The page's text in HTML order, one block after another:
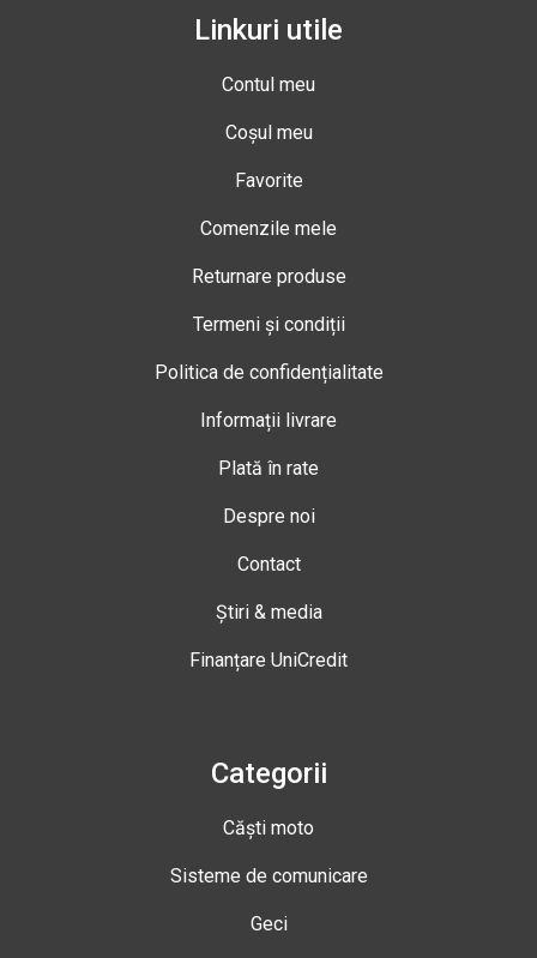
Linkuri utile
Contul meu
Coșul meu
Favorite
Comenzile mele
Returnare produse
Termeni și condiții
Politica de confidențialitate
Informații livrare
Plată în rate
Despre noi
Contact
Știri & media
Finanțare UniCredit
Categorii
Căști moto
Sisteme de comunicare
Geci